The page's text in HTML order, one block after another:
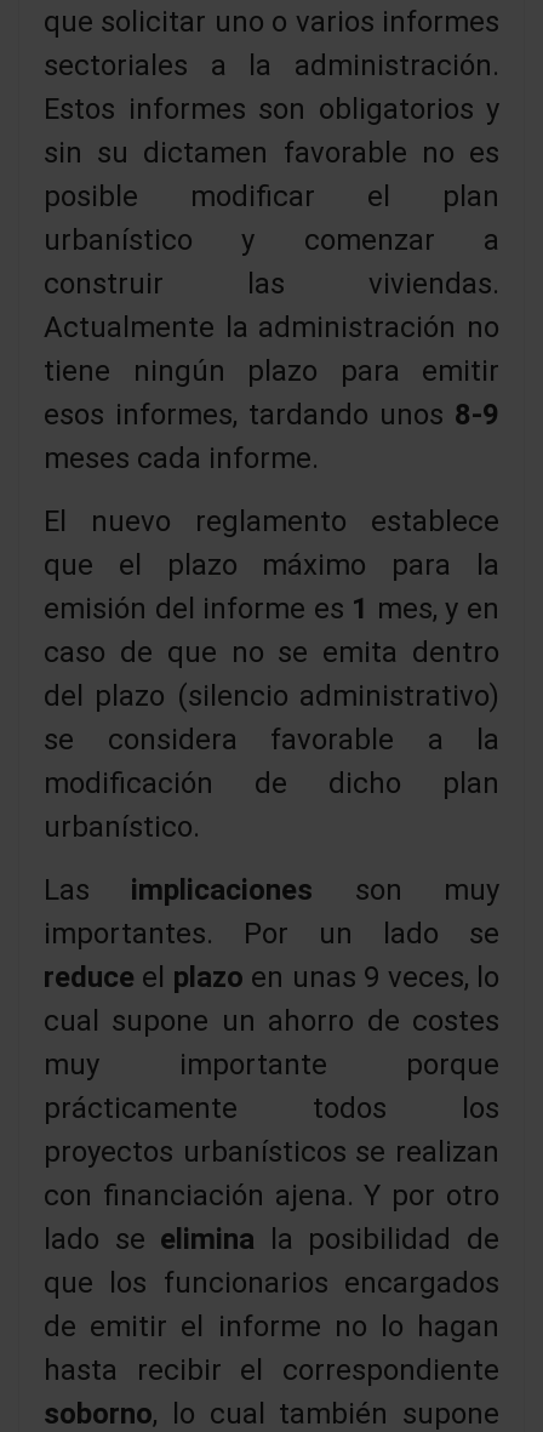
que solicitar uno o varios informes
sectoriales a la administración.
Estos informes son obligatorios y
sin su dictamen favorable no es
posible modificar el plan
urbanístico y comenzar a
construir las viviendas.
Actualmente la administración no
tiene ningún plazo para emitir
esos informes, tardando unos 8-9
meses cada informe.
El nuevo reglamento establece
que el plazo máximo para la
emisión del informe es 1 mes, y en
caso de que no se emita dentro
del plazo (silencio administrativo)
se considera favorable a la
modificación de dicho plan
urbanístico.
Las implicaciones son muy
importantes. Por un lado se
reduce el plazo en unas 9 veces, lo
cual supone un ahorro de costes
muy importante porque
prácticamente todos los
proyectos urbanísticos se realizan
con financiación ajena. Y por otro
lado se elimina la posibilidad de
que los funcionarios encargados
de emitir el informe no lo hagan
hasta recibir el correspondiente
soborno, lo cual también supone